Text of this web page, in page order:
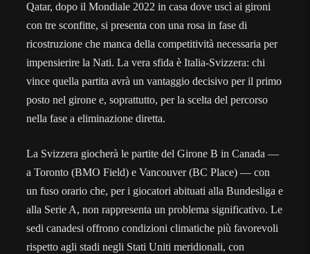
Qatar, dopo il Mondiale 2022 in casa dove uscì ai gironi
con tre sconfitte, si presenta con una rosa in fase di
ricostruzione che manca della competitività necessaria per
impensierire la Nati. La vera sfida è Italia-Svizzera: chi
vince quella partita avrà un vantaggio decisivo per il primo
posto nel girone e, soprattutto, per la scelta del percorso
nella fase a eliminazione diretta.
La Svizzera giocherà le partite del Girone B in Canada —
a Toronto (BMO Field) e Vancouver (BC Place) — con
un fuso orario che, per i giocatori abituati alla Bundesliga e
alla Serie A, non rappresenta un problema significativo. Le
sedi canadesi offrono condizioni climatiche più favorevoli
rispetto agli stadi negli Stati Uniti meridionali, con